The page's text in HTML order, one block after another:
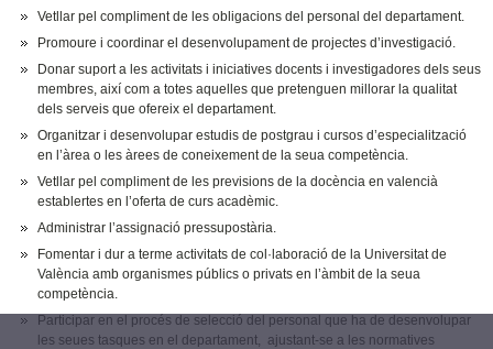
Vetllar pel compliment de les obligacions del personal del departament.
Promoure i coordinar el desenvolupament de projectes d’investigació.
Donar suport a les activitats i iniciatives docents i investigadores dels seus
membres, així com a totes aquelles que pretenguen millorar la qualitat
dels serveis que ofereix el departament.
Organitzar i desenvolupar estudis de postgrau i cursos d’especialització
en l’àrea o les àrees de coneixement de la seua competència.
Vetllar pel compliment de les previsions de la docència en valencià
establertes en l’oferta de curs acadèmic.
Administrar l’assignació pressupostària.
Fomentar i dur a terme activitats de col·laboració de la Universitat de
València amb organismes públics o privats en l’àmbit de la seua
competència.
Participar en el procés de selecció del personal que ha de desenvolupar
les seues tasques en el departament, ajustant-se a les normatives